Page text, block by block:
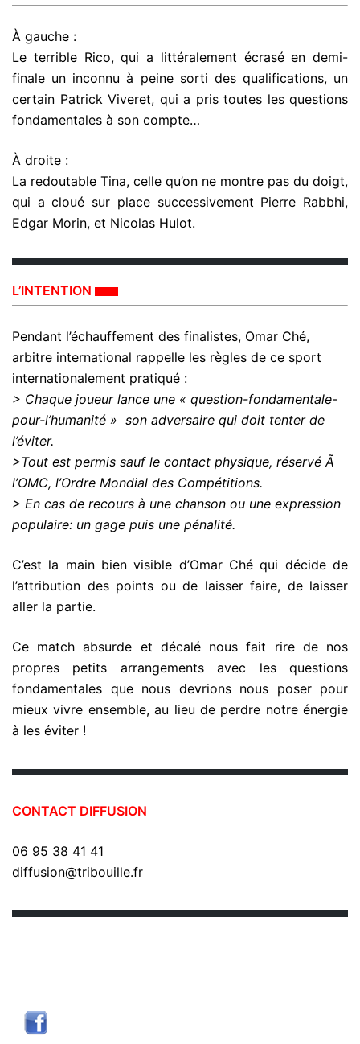
À gauche :
Le terrible Rico, qui a littéralement écrasé en demi-
finale un inconnu à peine sorti des qualifications, un
certain Patrick Viveret, qui a pris toutes les questions
fondamentales à son compte…
À droite :
La redoutable Tina, celle qu’on ne montre pas du doigt,
qui a cloué sur place successivement Pierre Rabbhi,
Edgar Morin, et Nicolas Hulot.
L’INTENTION
Pendant l’échauffement des finalistes, Omar Ché,
arbitre international rappelle les règles de ce sport
internationalement pratiqué :
> Chaque joueur lance une « question-fondamentale-
pour-l’humanité » son adversaire qui doit tenter de
l’éviter.
>Tout est permis sauf le contact physique, réservé Ã
l’OMC, l’Ordre Mondial des Compétitions.
> En cas de recours à une chanson ou une expression
populaire: un gage puis une pénalité.
C’est la main bien visible d’Omar Ché qui décide de
l’attribution des points ou de laisser faire, de laisser
aller la partie.
Ce match absurde et décalé nous fait rire de nos
propres petits arrangements avec les questions
fondamentales que nous devrions nous poser pour
mieux vivre ensemble, au lieu de perdre notre énergie
à les éviter !
CONTACT DIFFUSION
06 95 38 41 41
diffusion@tribouille.fr